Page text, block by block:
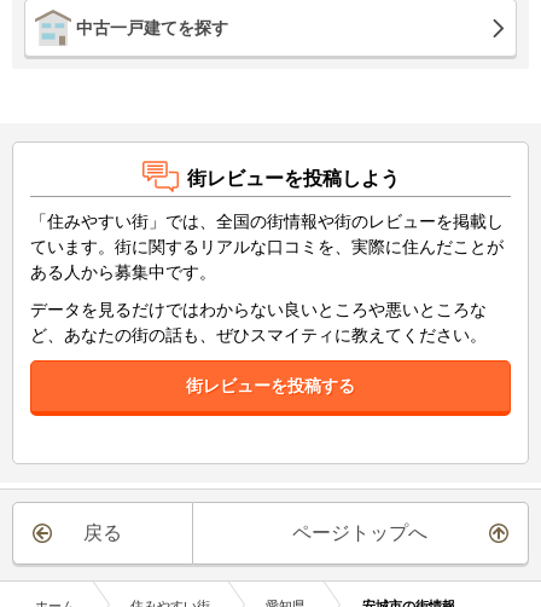
中古一戸建てを探す
街レビューを投稿しよう
「住みやすい街」では、全国の街情報や街のレビューを掲載し
ています。街に関するリアルな口コミを、実際に住んだことが
ある人から募集中です。
データを見るだけではわからない良いところや悪いところな
ど、あなたの街の話も、ぜひスマイティに教えてください。
街レビューを投稿する
戻る ページトップへ